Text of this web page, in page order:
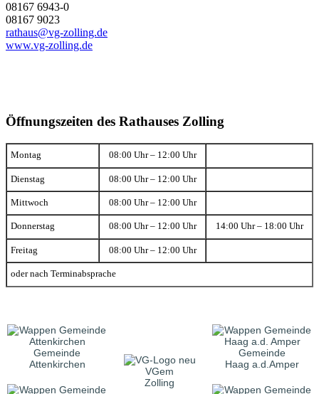
08167 6943-0
08167 9023
rathaus@vg-zolling.de
www.vg-zolling.de
Öffnungszeiten des Rathauses Zolling
Montag 08:00 Uhr – 12:00 Uhr
Dienstag 08:00 Uhr – 12:00 Uhr
Mittwoch 08:00 Uhr – 12:00 Uhr
Donnerstag 08:00 Uhr – 12:00 Uhr 14:00 Uhr – 18:00 Uhr
Freitag 08:00 Uhr – 12:00 Uhr
oder nach Terminabsprache
Gemeinde
Attenkirchen
VGem
Zolling
Gemeinde
Haag a.d.Amper